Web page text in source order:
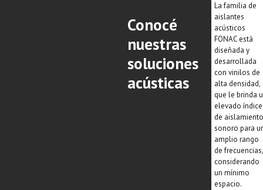
Conocé
nuestras
soluciones
acústicas
La familia de
aislantes
acústicos
FONAC está
diseñada y
desarrollada
con vinilos de
alta densidad,
que le brinda
elevado índice
de
sonoro para
amplio rango
de frecuencias,
considerando
un mínimo
espacio.